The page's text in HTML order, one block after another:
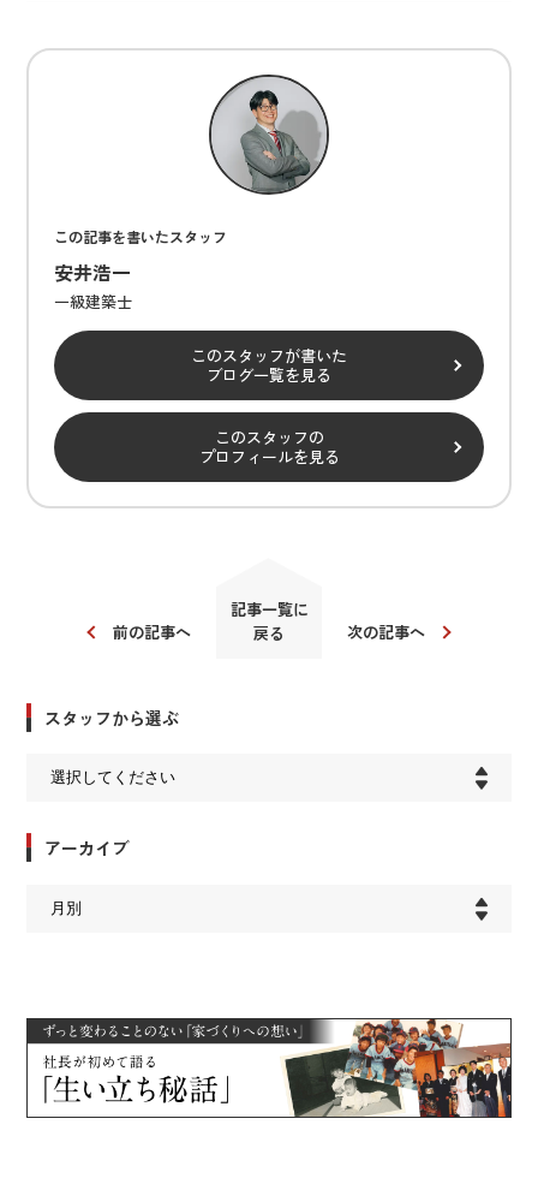
この記事を書いたスタッフ
安井浩一
一級建築士
このスタッフが書いた
ブログ一覧を見る
このスタッフの
プロフィールを見る
前の記事へ
記事一覧に
戻る
次の記事へ
スタッフから選ぶ
アーカイブ